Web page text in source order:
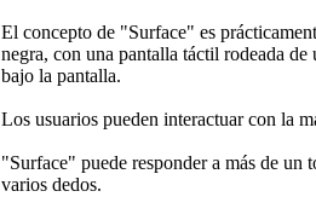
El concepto de "Surface" es
negra, con una pantalla táctil rodeada
bajo la pantalla.
Los usuarios pueden interactuar con la
"Surface" puede responder a más de un
varios dedos.